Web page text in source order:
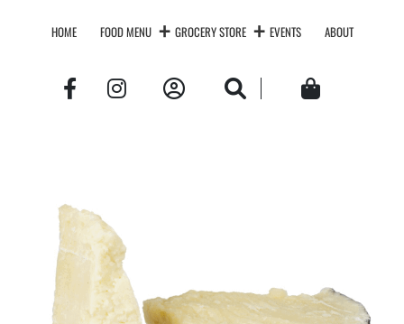
HOME FOOD MENU GROCERY STORE EVENTS ABOUT
Account Search Cart